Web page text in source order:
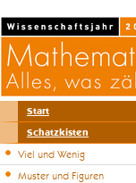
Start
Schatzkisten
Viel und Wenig
Muster und Figuren